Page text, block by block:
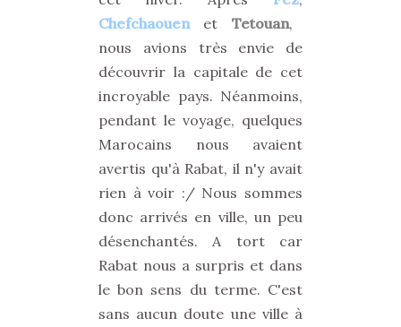
Chefchaouenet Tetouan,
nous avions très envie de
découvrir la capitale de cet
incroyable pays. Néanmoins,
pendant le voyage, quelques
Marocains nous avaient
avertis qu'à Rabat, il n'y avait
rien à voir :/ Nous sommes
donc arrivés en ville, un peu
désenchantés. A tort car
Rabat nous a surpris et dans
le bon sens du terme. C'est
sans aucun doute une ville à